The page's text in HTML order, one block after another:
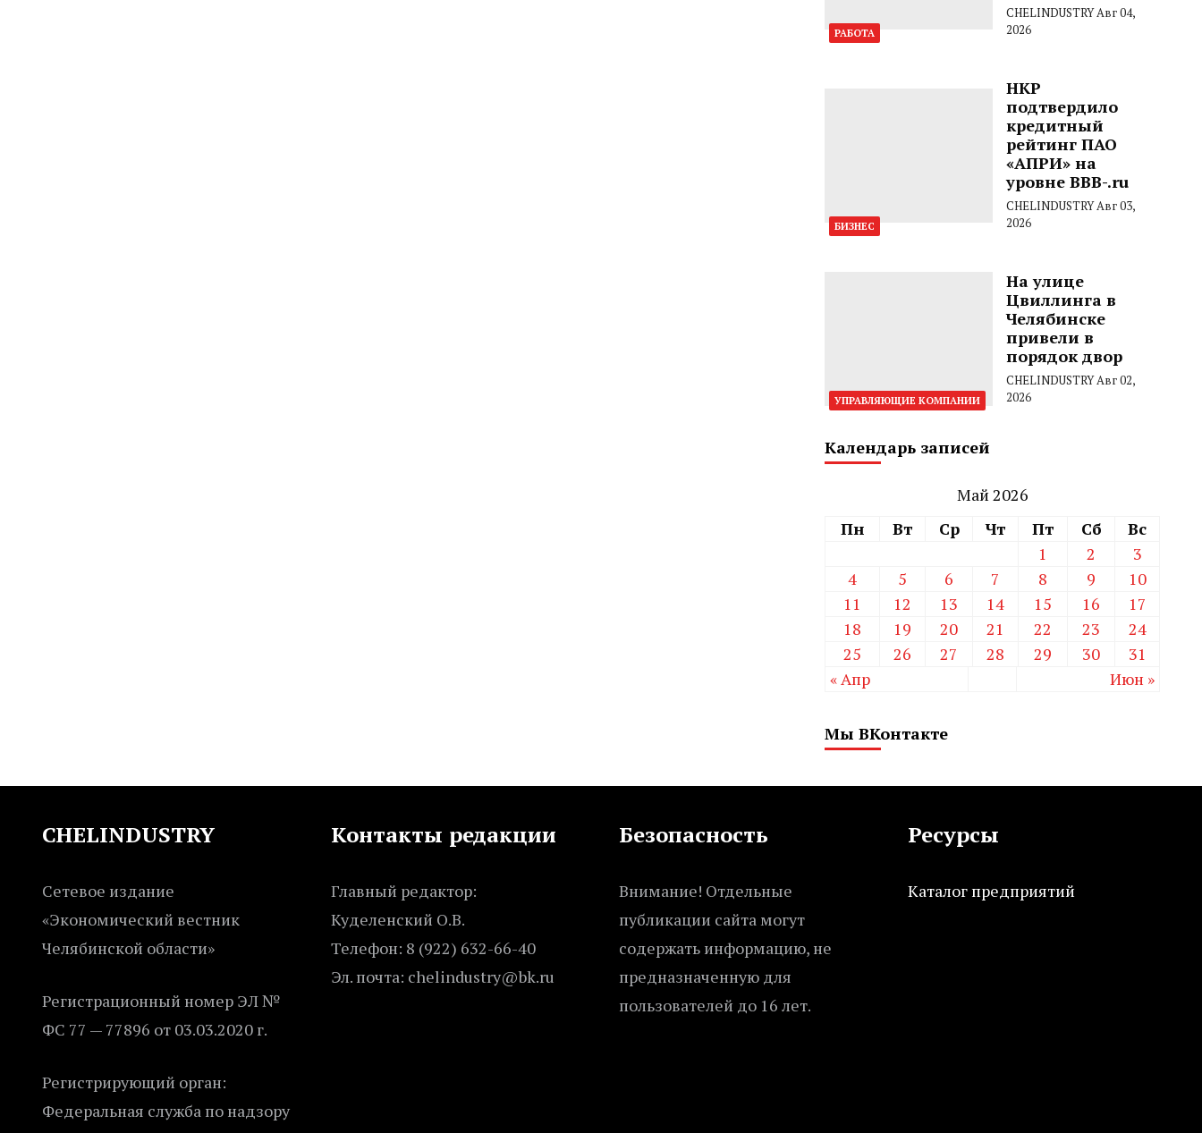
РАБОТА
CHELINDUSTRYАвг 04,
2026
БИЗНЕС
НКР
подтвердило
кредитный
рейтинг ПАО
«АПРИ» на
уровне BBB-.ru
CHELINDUSTRYАвг 03,
2026
УПРАВЛЯЮЩИЕ КОМПАНИИ
На улице
Цвиллинга в
Челябинске
привели в
порядок двор
CHELINDUSTRYАвг 02,
2026
Календарь записей
Май 2026
Пн
Вт Ср Чт Пт Сб
Вс
1
2
3
4
5 6 7 8 9
10
11
12 13 14 15 16
17
18
19 20 21 22 23
24
25
26 27 28 29 30
31
« Апр
Июн »
Мы ВКонтакте
CHELINDUSTRY
Сетевое издание
«Экономический вестник
Челябинской области»
Регистрационный номер ЭЛ №
ФС 77 — 77896 от 03.03.2020 г.
Регистрирующий орган:
Федеральная служба по надзору
Контакты редакции
Главный редактор:
Куделенский О.В.
Телефон: 8 (922) 632-66-40
Эл. почта: chelindustry@bk.ru
Безопасность
Внимание! Отдельные
публикации сайта могут
содержать информацию, не
предназначенную для
пользователей до 16 лет.
Ресурсы
Каталог предприятий